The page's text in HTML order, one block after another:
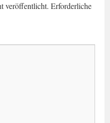
veröffentlicht. Erforderliche